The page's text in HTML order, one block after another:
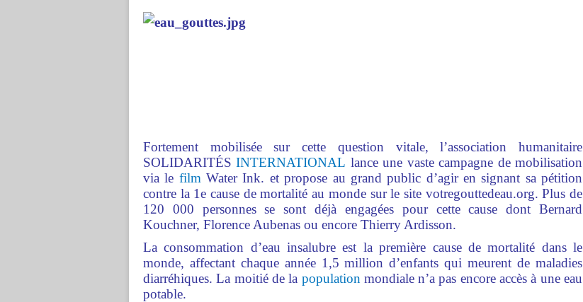
Fortement mobilisée sur cette question vitale, l’association humanitaire
SOLIDARITÉSINTERNATIONAL lance une vaste campagne de mobilisation
via le film Water Ink. et propose au grand public d’agir en signant sa pétition
contre la 1e cause de mortalité au monde sur le site votregouttedeau.org. Plus de
120 000 personnes se sont déjà engagées pour cette cause dont Bernard
Kouchner, Florence Aubenas ou encore Thierry Ardisson.
La consommation d’eau insalubre est la première cause de mortalité dans le
monde, affectant chaque année 1,5 million d’enfants qui meurent de maladies
diarréhiques. La moitié de la population mondiale n’a pas encore accès à une eau
potable.